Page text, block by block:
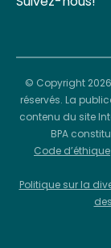
© Copyright
réservés. La
contenu du site
BPA
Code d’éthique
Politique sur la